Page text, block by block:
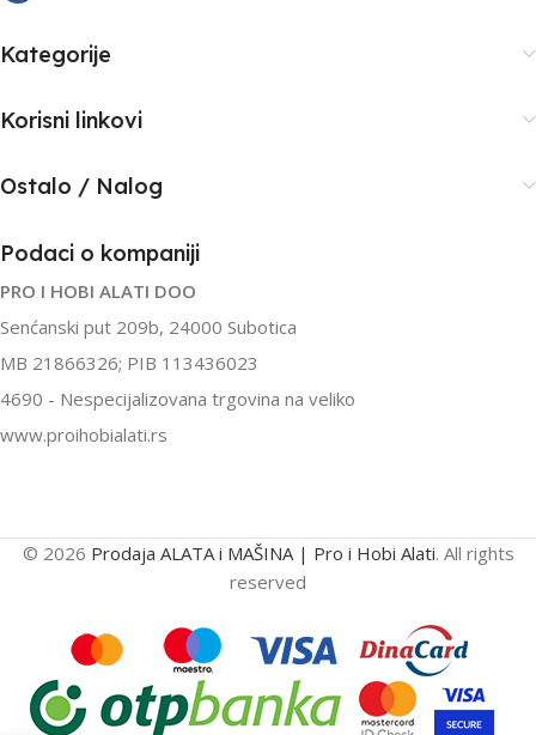
Kategorije
Korisni linkovi
Ostalo / Nalog
Podaci o kompaniji
PRO I HOBI ALATI DOO
Senćanski put 209b, 24000 Subotica
MB 21866326; PIB 113436023
4690 - Nespecijalizovana trgovina na veliko
www.proihobialati.rs
© 2026 Prodaja ALATA i MAŠINA | Pro i Hobi Alati. All rights
reserved